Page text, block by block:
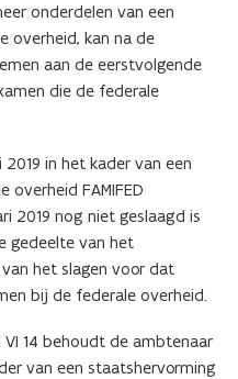
onderdelen van een
overheid, kan na de
aan de eerstvolgende
die de federale
in het kader van een
FAMIFED
2019 nog niet geslaagd is
gedeelte van het
het slagen voor dat
bij de federale overheid.
VI 14 behoudt de ambtenaar
van een staatshervorming